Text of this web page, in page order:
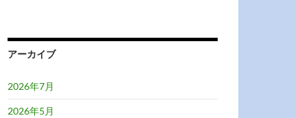
アーカイブ
2026年7月
2026年5月